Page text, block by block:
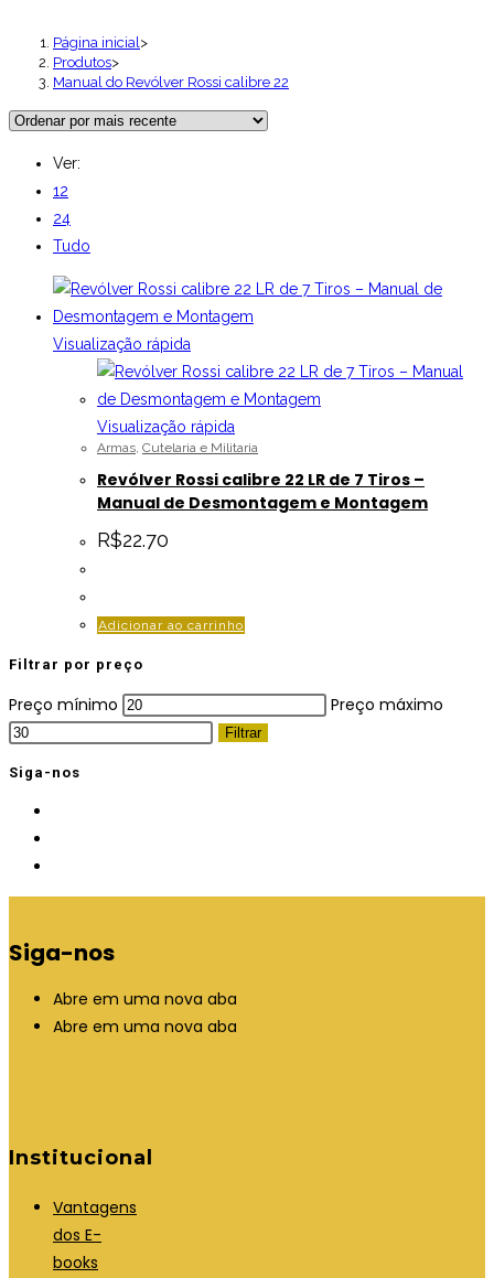
Página inicial >
Produtos>
Manual do Revólver Rossi calibre 22
Ver:
12
24
Tudo
Visualização rápida
Visualização rápida
Armas, Cutelaria e Militaria
Revólver Rossi calibre 22 LR de 7 Tiros –
Manual de Desmontagem e Montagem
R$22.70
Adicionar ao carrinho
Filtrar por preço
Preço mínimo Preço máximo
Filtrar
Siga-nos
Siga-nos
Abre em uma nova aba
Abre em uma nova aba
Institucional
Vantagens
dos E-
books